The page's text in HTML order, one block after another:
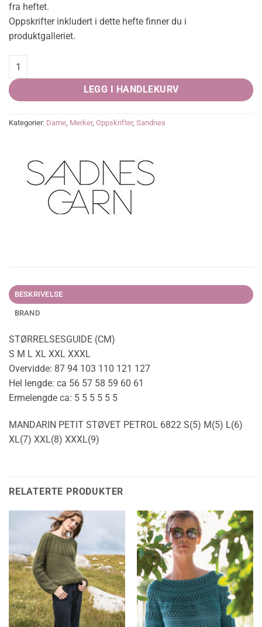
fra heftet.
Oppskrifter inkludert i dette hefte finner du i
produktgalleriet.
1908 nr 4 Sløyfe quantity
LEGG I HANDLEKURV
Kategorier: Dame, Merker, Oppskrifter, Sandnes
BESKRIVELSE
BRAND
STØRRELSESGUIDE (CM)
S M L XL XXL XXXL
Overvidde: 87 94 103 110 121 127
Hel lengde: ca 56 57 58 59 60 61
Ermelengde ca: 5 5 5 5 5 5
MANDARIN PETIT STØVET PETROL 6822 S(5) M(5) L(6)
XL(7) XXL(8) XXXL(9)
RELATERTE PRODUKTER